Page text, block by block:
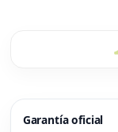
Garantía oficial